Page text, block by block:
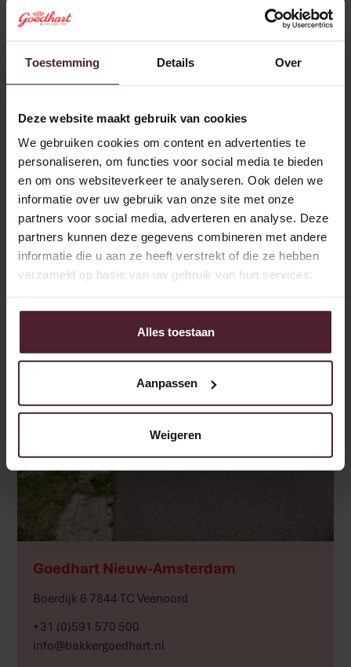
Toestemming Details Over
Deze website maakt gebruik van cookies
We gebruiken cookies om content en advertenties te
personaliseren, om functies voor social media te bieden
en om ons websiteverkeer te analyseren. Ook delen we
informatie over uw gebruik van onze site met onze
partners voor social media, adverteren en analyse. Deze
partners kunnen deze gegevens combineren met andere
informatie die u aan ze heeft verstrekt of die ze hebben
verzameld op basis van uw gebruik van hun services.
Alles toestaan
Aanpassen
Weigeren
Goedhart Nieuw-Amsterdam
Boerdijk 6 7844 TC Veenoord
+31 (0)591 570 500
info@bakkergoedhart.nl